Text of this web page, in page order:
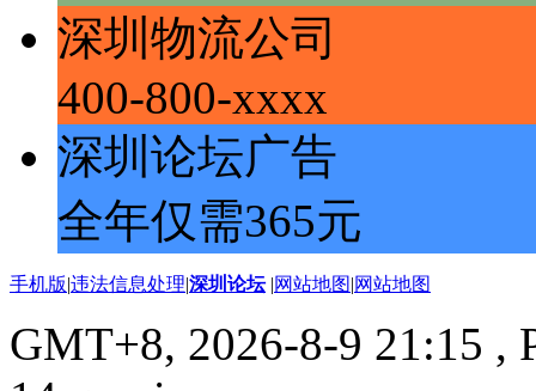
深圳物流公司
400-800-xxxx
深圳论坛广告
全年仅需365元
手机版|违法信息处理|深圳论坛 |网站地图|网站地图
GMT+8, 2026-8-9 21:15 ,